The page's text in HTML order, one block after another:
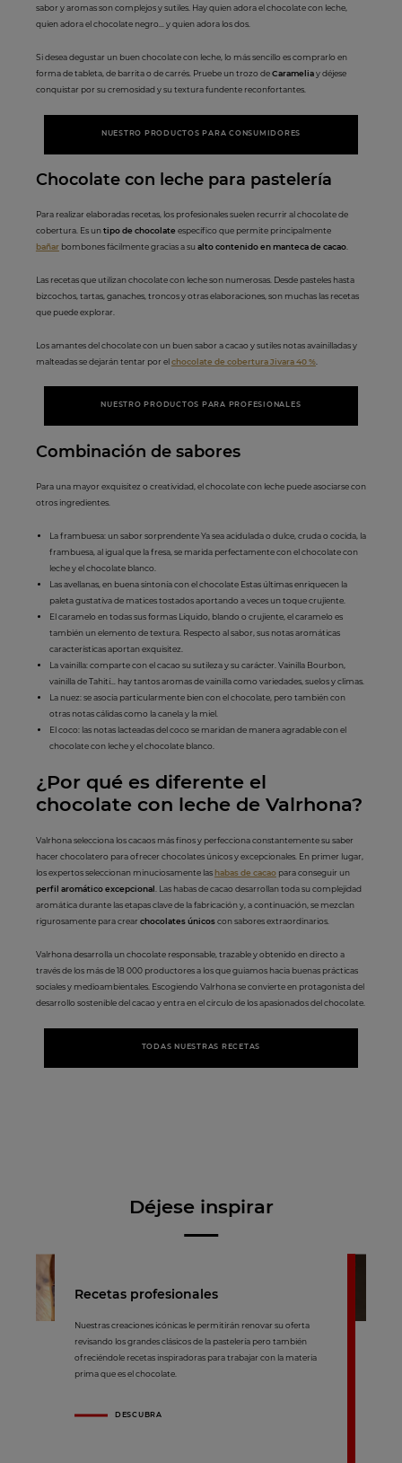
sabor y aromas son complejos y sutiles. Hay quien adora el chocolate con leche,
quien adora el chocolate negro… y quien adora los dos.
Si desea degustar un buen chocolate con leche, lo más sencillo es comprarlo en
forma de tableta, de barrita o de carrés. Pruebe un trozo deCarameliay déjese
conquistar por su cremosidad y su textura fundente reconfortantes.
NUESTRO PRODUCTOS PARA CONSUMIDORES
Chocolate con leche para pastelería
Para realizar elaboradas recetas, los profesionales suelen recurrir al chocolate de
cobertura. Es untipo de chocolateespecífico que permite principalmente
bañarbombones fácilmente gracias a su alto contenido en manteca de cacao.
Las recetas que utilizan chocolate con leche son numerosas. Desde pasteles hasta
bizcochos, tartas, ganaches, troncos y otras elaboraciones, son muchas las recetas
que puede explorar.
Los amantes del chocolate con un buen sabor a cacao y sutiles notas avainilladas y
malteadas se dejarán tentar por elchocolate de cobertura Jivara 40 %.
NUESTRO PRODUCTOS PARA PROFESIONALES
Combinación de sabores
Para una mayor exquisitez o creatividad, el chocolate con leche puede asociarse con
otros ingredientes.
La frambuesa: un sabor sorprendente Ya sea acidulada o dulce, cruda o cocida, la
frambuesa, al igual que la fresa, se marida perfectamente con el chocolate con
leche y el chocolate blanco.
Las avellanas, en buena sintonía con el chocolate Estas últimas enriquecen la
paleta gustativa de matices tostados aportando a veces un toque crujiente.
El caramelo en todas sus formas Líquido, blando o crujiente, el caramelo es
también un elemento de textura. Respecto al sabor, sus notas aromáticas
características aportan exquisitez.
La vainilla: comparte con el cacao su sutileza y su carácter. Vainilla Bourbon,
vainilla de Tahití… hay tantos aromas de vainilla como variedades, suelos y climas.
La nuez: se asocia particularmente bien con el chocolate, pero también con
otras notas cálidas como la canela y la miel.
El coco: las notas lacteadas del coco se maridan de manera agradable con el
chocolate con leche y el chocolate blanco.
¿Por qué es diferente el
chocolate con leche de Valrhona?
Valrhona selecciona los cacaos más finos y perfecciona constantemente su saber
hacer chocolatero para ofrecer chocolates únicos y excepcionales. En primer lugar,
los expertos seleccionan minuciosamente lashabas de cacaopara conseguir un
perfil aromático excepcional . Las habas de cacao desarrollan toda su complejidad
aromática durante las etapas clave de la fabricación y, a continuación, se mezclan
rigurosamente para crear chocolates únicoscon sabores extraordinarios.
Valrhona desarrolla un chocolate responsable, trazable y obtenido en directo a
través de los más de 18 000 productores a los que guiamos hacia buenas prácticas
sociales y medioambientales. Escogiendo Valrhona se convierte en protagonista del
desarrollo sostenible del cacao y entra en el círculo de los apasionados del chocolate.
TODAS NUESTRAS RECETAS
Déjese inspirar
Recetas profesionales
Nuestras creaciones icónicas le permitirán renovar su oferta
revisando los grandes clásicos de la pastelería pero también
ofreciéndole recetas inspiradoras para trabajar con la materia
prima que es el chocolate.
DESCUBRA